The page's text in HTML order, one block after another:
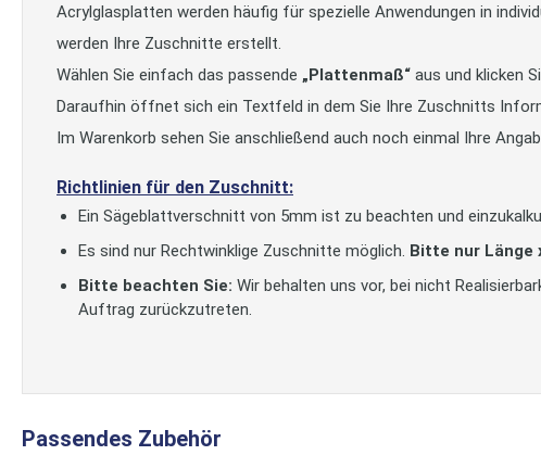
Acrylglasplatten werden häufig für spezielle Anwendungen in
werden Ihre Zuschnitte erstellt.
Wählen Sie einfach das passende „Plattenmaß“ aus und klicken
Daraufhin öffnet sich ein Textfeld in dem Sie Ihre Zuschnitts
Im Warenkorb sehen Sie anschließend auch noch einmal Ihre
Richtlinien für den Zuschnitt:
Ein Sägeblattverschnitt von 5mm ist zu beachten und
Es sind nur Rechtwinklige Zuschnitte möglich. Bitte nur Länge
Bitte beachten Sie: Wir behalten uns vor, bei nicht
Auftrag zurückzutreten.
Passendes Zubehör